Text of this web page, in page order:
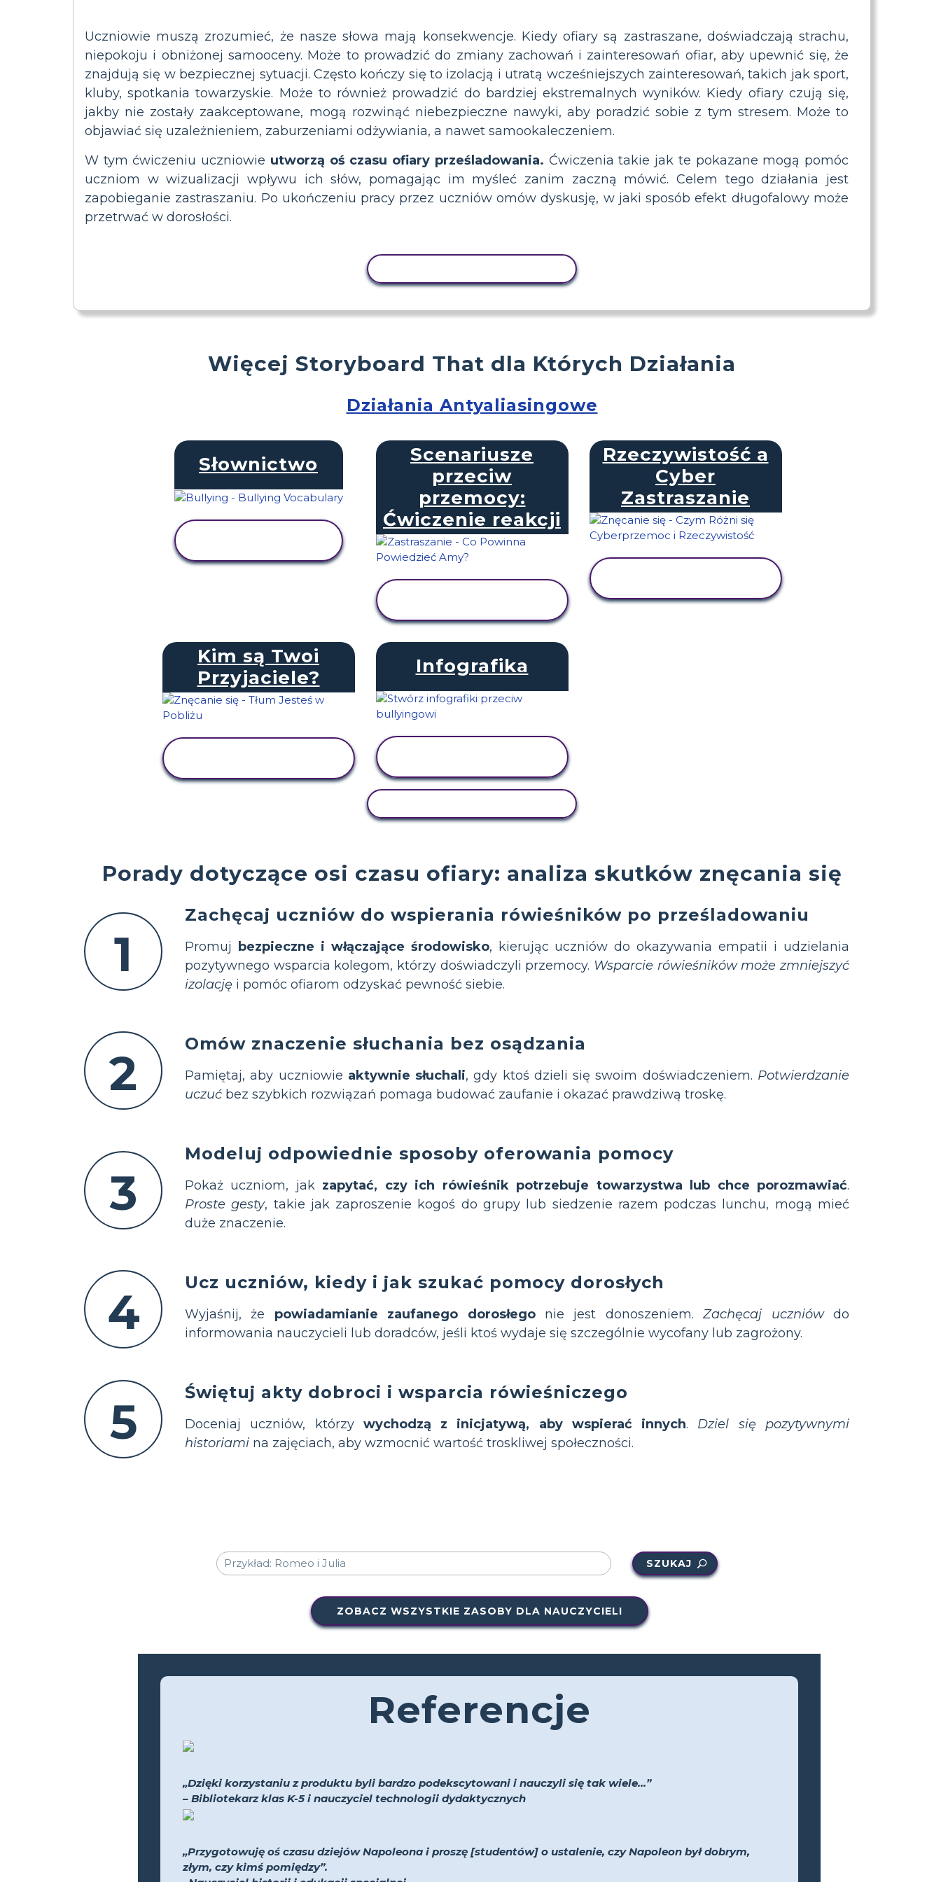
Uczniowie muszą zrozumieć, że nasze słowa mają konsekwencje. Kiedy ofiary są zastraszane, doświadczają strachu,
niepokoju i obniżonej samooceny. Może to prowadzić do zmiany zachowań i zainteresowań ofiar, aby upewnić się, że
znajdują się w bezpiecznej sytuacji. Często kończy się to izolacją i utratą wcześniejszych zainteresowań, takich jak sport,
kluby, spotkania towarzyskie. Może to również prowadzić do bardziej ekstremalnych wyników. Kiedy ofiary czują się,
jakby nie zostały zaakceptowane, mogą rozwinąć niebezpieczne nawyki, aby poradzić sobie z tym stresem. Może to
objawiać się uzależnieniem, zaburzeniami odżywiania, a nawet samookaleczeniem.
W tym ćwiczeniu uczniowie utworzą oś czasu ofiary prześladowania. Ćwiczenia takie jak te pokazane mogą pomóc
uczniom w wizualizacji wpływu ich słów, pomagając im myśleć zanim zaczną mówić. Celem tego działania jest
zapobieganie zastraszaniu. Po ukończeniu pracy przez uczniów omów dyskusję, w jaki sposób efekt długofalowy może
przetrwać w dorosłości.
Porady dotyczące osi czasu ofiary: analiza skutków znęcania się
1
Zachęcaj uczniów do wspierania rówieśników po prześladowaniu
Promuj bezpieczne i włączające środowisko, kierując uczniów do okazywania empatii i udzielania
pozytywnego wsparcia kolegom, którzy doświadczyli przemocy. Wsparcie rówieśników może zmniejszyć
izolację i pomóc ofiarom odzyskać pewność siebie.
2
Omów znaczenie słuchania bez osądzania
Pamiętaj, aby uczniowie aktywnie słuchali, gdy ktoś dzieli się swoim doświadczeniem. Potwierdzanie
uczuć bez szybkich rozwiązań pomaga budować zaufanie i okazać prawdziwą troskę.
3
Modeluj odpowiednie sposoby oferowania pomocy
Pokaż uczniom, jak zapytać, czy ich rówieśnik potrzebuje towarzystwa lub chce porozmawiać.
Proste gesty, takie jak zaproszenie kogoś do grupy lub siedzenie razem podczas lunchu, mogą mieć
duże znaczenie.
4
Ucz uczniów, kiedy i jak szukać pomocy dorosłych
Wyjaśnij, że powiadamianie zaufanego dorosłegonie jest donoszeniem.Zachęcaj uczniówdo
informowania nauczycieli lub doradców, jeśli ktoś wydaje się szczególnie wycofany lub zagrożony.
5
Świętuj akty dobroci i wsparcia rówieśniczego
Doceniaj uczniów, którzy wychodzą z inicjatywą, aby wspierać innych. Dziel się pozytywnymi
historiami na zajęciach, aby wzmocnić wartość troskliwej społeczności.
Więcej Storyboard That dla Których Działania
Działania Antyaliasingowe
Słownictwo
Scenariusze
przeciw
przemocy:
Ćwiczenie reakcji
Rzeczywistość a
Cyber
Zastraszanie
Kim są Twoi
Przyjaciele?
Infografika
SZUKAJ
ZOBACZ WSZYSTKIE ZASOBY DLA NAUCZYCIELI
Referencje
„Dzięki korzystaniu z produktu byli bardzo podekscytowani i nauczyli się tak wiele...”
– Bibliotekarz klas K-5 i nauczyciel technologii dydaktycznych
„Przygotowuję oś czasu dziejów Napoleona i proszę [studentów] o ustalenie, czy Napoleon był dobrym,
złym, czy kimś pomiędzy”.